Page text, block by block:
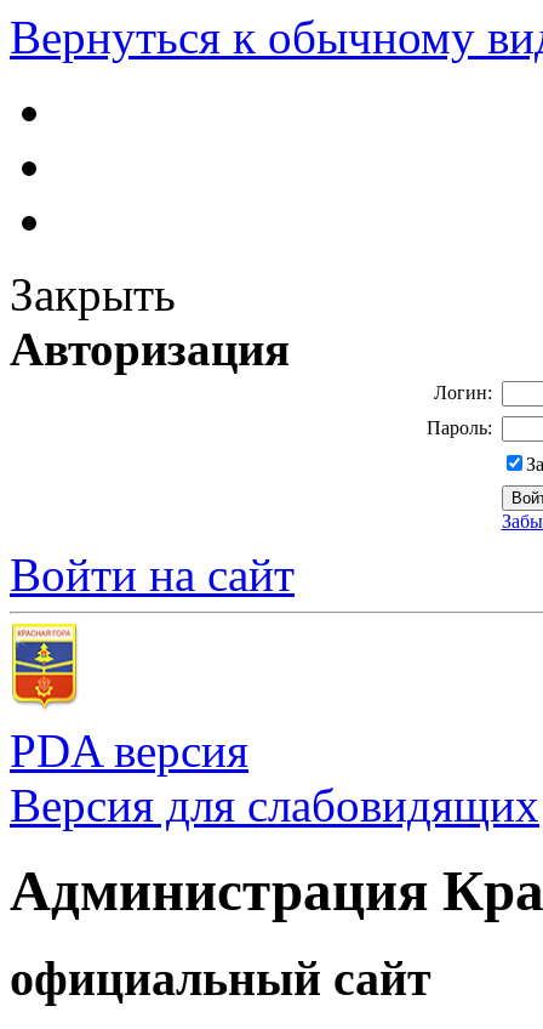
Вернуться к обычному
Закрыть
Авторизация
Логин:
Пароль:
Войти на сайт
PDA версия
Версия для слабовидящих
Администрация
официальный сайт